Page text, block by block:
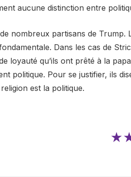
aucune distinction entre
nombreux partisans de Trump.
Dans les cas de
loyauté qu’ils ont prêté à la
politique. Pour se justifier, ils
est la politique.